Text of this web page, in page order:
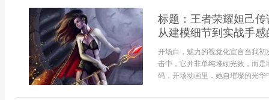
标题：王者荣耀妲己
从建模细节到实战手
开场白，魅力的视觉化宣言当我
击中，它并非单纯堆砌光效，而
码，开场动画里，她自璀璨的光华